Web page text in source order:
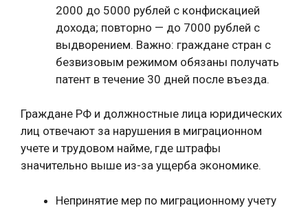
2000 до 5000 рублей с конфискацией
дохода; повторно — до 7000 рублей с
выдворением. Важно: граждане стран с
безвизовым режимом обязаны получать
патент в течение 30 дней после въезда.
Граждане РФ и должностные лица юридических
лиц отвечают за нарушения в миграционном
учете и трудовом найме, где штрафы
значительно выше из-за ущерба экономике.
Непринятие мер по миграционному учету